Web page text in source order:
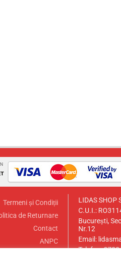
Termeni și Condiții
de Returnare
Contact
ANPC
LIDAS SHOP
C.U.I.:
București,
Nr.12
Email:
Telefon: